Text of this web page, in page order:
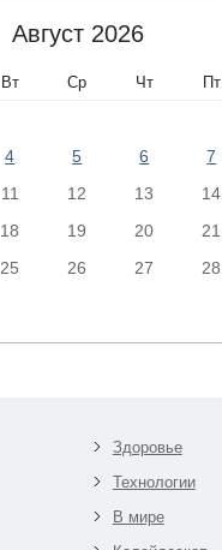
Август 2026
Вт Ср Чт Пт
4 5 6 7
11 12 13 14
18 19 20 21
25 26 27 28
Здоровье
Технологии
В мире